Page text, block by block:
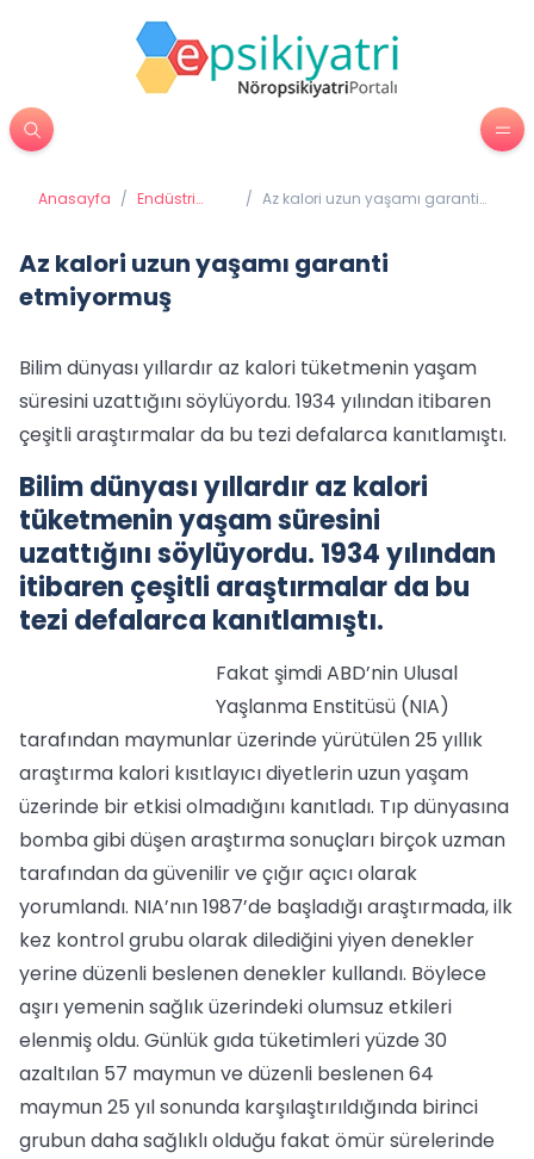
Anasayfa / Endüstri
/ Az kalori uzun yaşamı garanti
Az kalori uzun yaşamı garanti
etmiyormuş
Bilim dünyası yıllardır az kalori tüketmenin yaşam
süresini uzattığını söylüyordu. 1934 yılından itibaren
çeşitli araştırmalar da bu tezi defalarca kanıtlamıştı.
Bilim dünyası yıllardır az kalori
tüketmenin yaşam süresini
uzattığını söylüyordu. 1934 yılından
itibaren çeşitli araştırmalar da bu
tezi defalarca kanıtlamıştı.
Fakat şimdi ABD’nin Ulusal
Yaşlanma Enstitüsü (NIA)
tarafından maymunlar üzerinde yürütülen 25 yıllık
araştırma kalori kısıtlayıcı diyetlerin uzun yaşam
üzerinde bir etkisi olmadığını kanıtladı. Tıp dünyasına
bomba gibi düşen araştırma sonuçları birçok uzman
tarafından da güvenilir ve çığır açıcı olarak
yorumlandı. NIA’nın 1987’de başladığı araştırmada, ilk
kez kontrol grubu olarak dilediğini yiyen denekler
yerine düzenli beslenen denekler kullandı. Böylece
aşırı yemenin sağlık üzerindeki olumsuz etkileri
elenmiş oldu. Günlük gıda tüketimleri yüzde 30
azaltılan 57 maymun ve düzenli beslenen 64
maymun 25 yıl sonunda karşılaştırıldığında birinci
grubun daha sağlıklı olduğu fakat ömür sürelerinde